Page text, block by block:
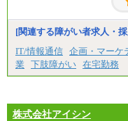
下記は新
記を再下限
（1）【正
0円（大学
（2）【正
[関連する障がい者求人・
IT/情報通信 企画・マーケ
業
下肢障がい 在宅勤務
株式会社アイシン